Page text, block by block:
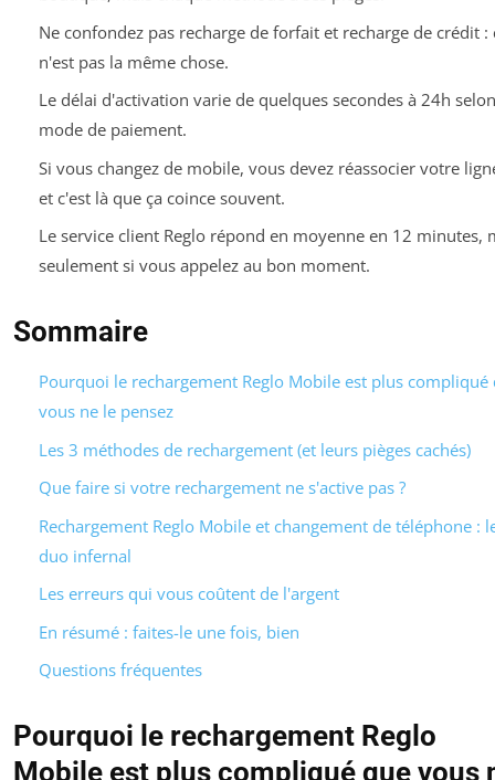
Ne confondez pas recharge de forfait et recharge de crédit :
n'est pas la même chose.
Le délai d'activation varie de quelques secondes à 24h
mode de paiement.
Si vous changez de mobile, vous devez réassocier votre
et c'est là que ça coince souvent.
Le service client Reglo répond en moyenne en 12 minutes,
seulement si vous appelez au bon moment.
Sommaire
Pourquoi le rechargement Reglo Mobile est plus compliqué
vous ne le pensez
Les 3 méthodes de rechargement (et leurs pièges cachés)
Que faire si votre rechargement ne s'active pas ?
Rechargement Reglo Mobile et changement de téléphone :
duo infernal
Les erreurs qui vous coûtent de l'argent
En résumé : faites-le une fois, bien
Questions fréquentes
Pourquoi le rechargement Reglo
Mobile est plus compliqué que vous